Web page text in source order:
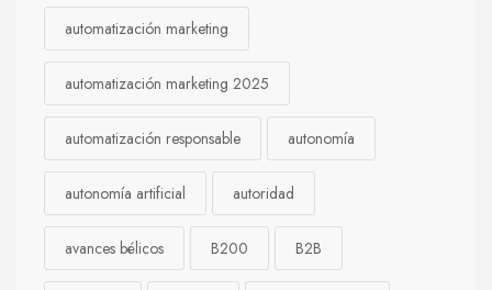
automatización marketing
automatización marketing 2025
automatización responsable autonomía
autonomía artificial autoridad
avances bélicos B200 B2B